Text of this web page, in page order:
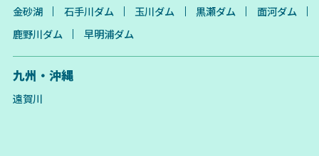
金砂湖
石手川ダム 玉川ダム 黒瀬ダム
面河ダム
鹿野川ダム
早明浦ダム
九州・沖縄
遠賀川